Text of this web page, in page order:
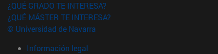
¿QUÉ GRADO TE INTERESA?
¿QUÉ MÁSTER TE INTERESA?
© Universidad de Navarra
Información legal